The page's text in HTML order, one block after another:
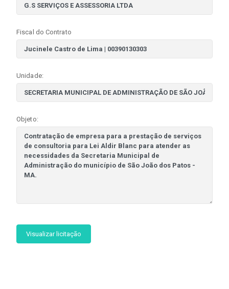
Fiscal do Contrato
Unidade:
Objeto:
Visualizar licitação